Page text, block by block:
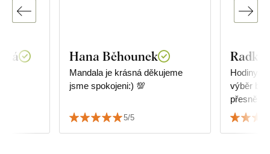
Hana Běhounek
Mandala je krásná děkujeme
jsme spokojeni:) 💯
5/5
Radka
Hodiny
výběr
přesně
nábytku.
dvou 😊